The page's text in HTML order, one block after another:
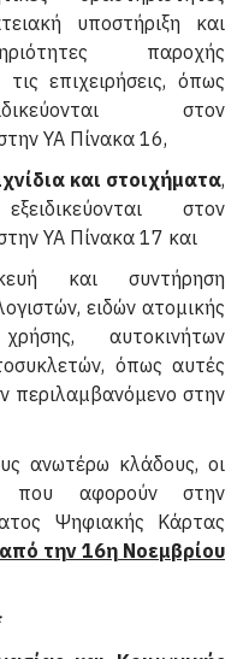
υποστήριξη και
παροχής
επιχειρήσεις, όπως
στον
ΥΑ Πίνακα 16,
και στοιχήματα,
στον
ΥΑ Πίνακα 17 και
και συντήρηση
ειδών ατομικής
αυτοκινήτων
όπως αυτές
περιλαμβανόμενο στην
ανωτέρω κλάδους, οι
που αφορούν στην
Ψηφιακής Κάρτας
από την 16η Νοεμβρίου